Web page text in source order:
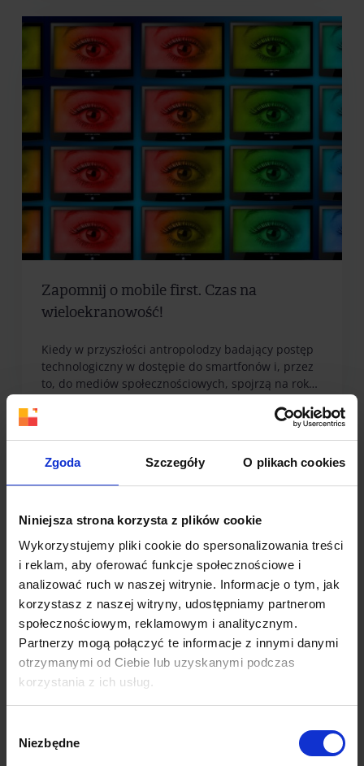
Zgoda Szczegóły O plikach cookies
Niniejsza strona korzysta z plików cookie
Wykorzystujemy pliki cookie do spersonalizowania treści
i reklam, aby oferować funkcje społecznościowe i
analizować ruch w naszej witrynie. Informacje o tym, jak
korzystasz z naszej witryny, udostępniamy partnerom
społecznościowym, reklamowym i analitycznym.
Partnerzy mogą połączyć te informacje z innymi danymi
otrzymanymi od Ciebie lub uzyskanymi podczas
korzystania z ich usług.
Polityki Prywatności Google
zgody
Niezbędne
Zapomnij o mobile first. Czas na
wieloekranowość!
Kiedy w przyszłości antropolodzy badający postęp
technologiczny w dostępie do smartfonów i, przez
to, do mediów społecznościowych, spojrzą na rok…
Czytaj więcej
Brand hero: wisienka na torcie w strategii